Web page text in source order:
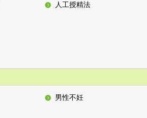
人工授精法
男性不妊